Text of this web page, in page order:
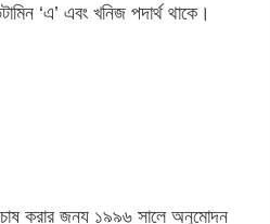
‘এ’ এবং খনিজ পদার্থ থাকে।
করার জন্য ১৯৯৬ সালে অনুমোদন